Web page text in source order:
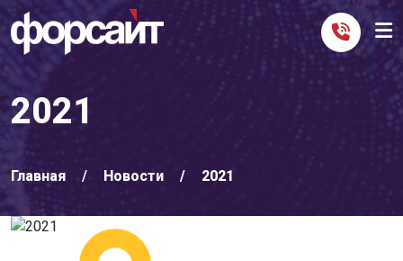
2021
Главная Новости 2021